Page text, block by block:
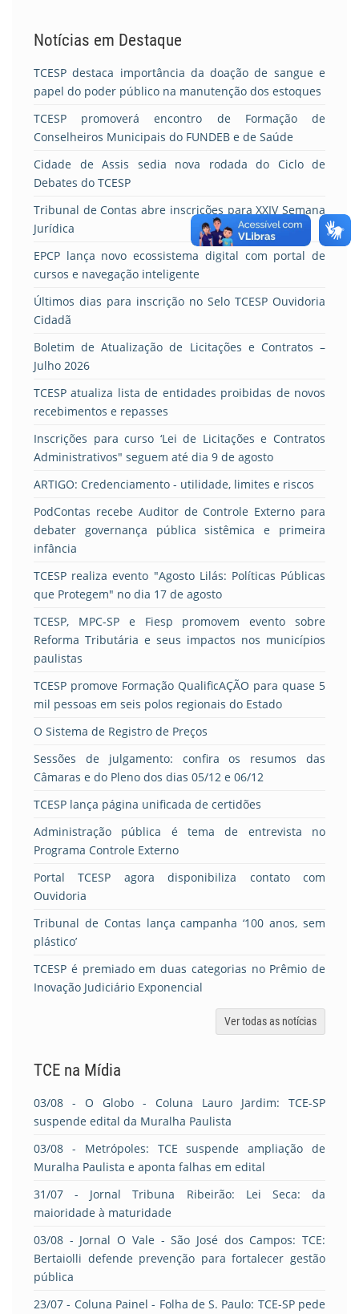
Notícias em Destaque
TCESP destaca importância da doação de sangue e
papel do poder público na manutenção dos estoques
TCESP promoverá encontro de Formação de
Conselheiros Municipais do FUNDEB e de Saúde
Cidade de Assis sedia nova rodada do Ciclo de
Debates do TCESP
Tribunal de Contas abre inscrições para XXIV Semana
Jurídica
EPCP lança novo ecossistema digital com portal de
cursos e navegação inteligente
Últimos dias para inscrição no Selo TCESP Ouvidoria
Cidadã
Boletim de Atualização de Licitações e Contratos –
Julho 2026
TCESP atualiza lista de entidades proibidas de novos
recebimentos e repasses
Inscrições para curso ‘Lei de Licitações e Contratos
Administrativos" seguem até dia 9 de agosto
ARTIGO: Credenciamento - utilidade, limites e riscos
PodContas recebe Auditor de Controle Externo para
debater governança pública sistêmica e primeira
infância
TCESP realiza evento "Agosto Lilás: Políticas Públicas
que Protegem" no dia 17 de agosto
TCESP, MPC-SP e Fiesp promovem evento sobre
Reforma Tributária e seus impactos nos municípios
paulistas
TCESP promove Formação QualificAÇÃO para quase 5
mil pessoas em seis polos regionais do Estado
O Sistema de Registro de Preços
Sessões de julgamento: confira os resumos das
Câmaras e do Pleno dos dias 05/12 e 06/12
TCESP lança página unificada de certidões
Administração pública é tema de entrevista no
Programa Controle Externo
Portal TCESP agora disponibiliza contato com
Ouvidoria
Tribunal de Contas lança campanha ‘100 anos, sem
plástico’
TCESP é premiado em duas categorias no Prêmio de
Inovação Judiciário Exponencial
Ver todas as notícias
TCE na Mídia
03/08 - O Globo - Coluna Lauro Jardim: TCE-SP
suspende edital da Muralha Paulista
03/08 - Metrópoles: TCE suspende ampliação de
Muralha Paulista e aponta falhas em edital
31/07 - Jornal Tribuna Ribeirão: Lei Seca: da
maioridade à maturidade
03/08 - Jornal O Vale - São José dos Campos: TCE:
Bertaiolli defende prevenção para fortalecer gestão
pública
23/07 - Coluna Painel - Folha de S. Paulo: TCE-SP pede